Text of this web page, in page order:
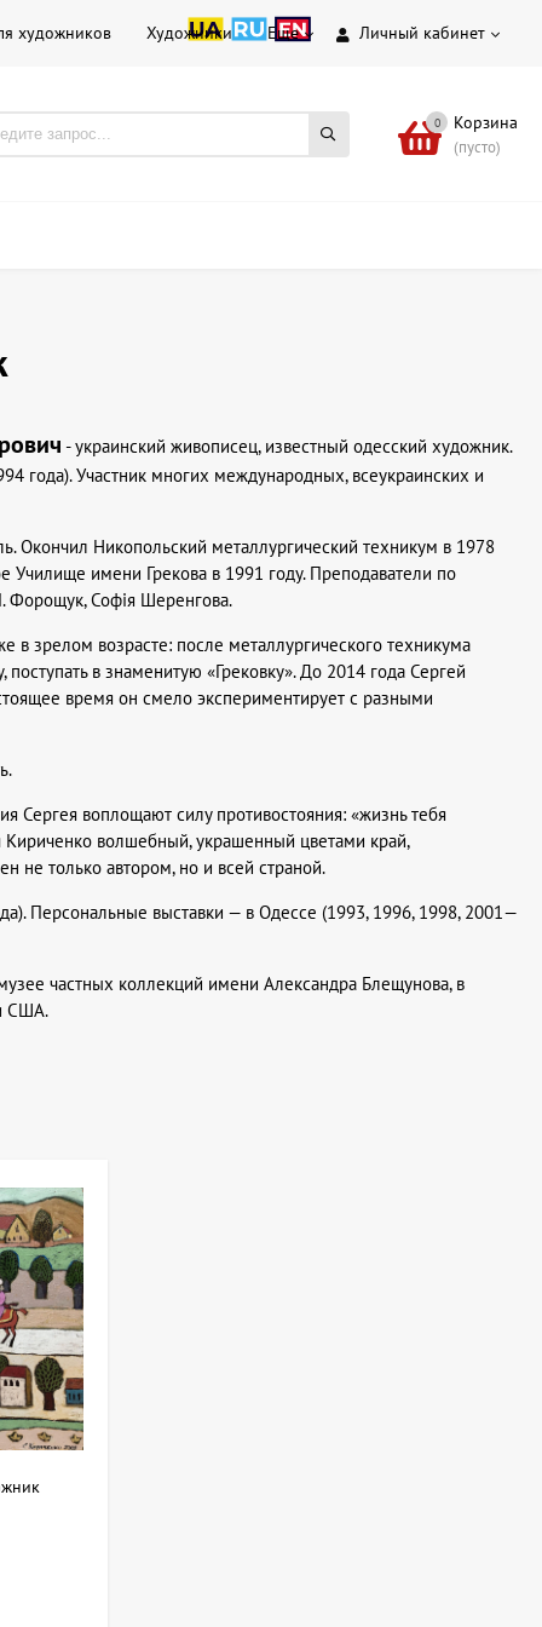
Личный кабинет
художников Художники Еще
0 Корзина
(пусто)
- украинский живописец, известный одесский художник.
года). Участник многих международных, всеукраинских и
Окончил Никопольский металлургический техникум в 1978
Училище имени Грекова в 1991 году. Преподаватели по
Форощук, Софія Шеренгова.
зрелом возрасте: после металлургического техникума
в знаменитую «Грековку». До 2014 года Сергей
время он смело экспериментирует с разными
Сергея воплощают силу противостояния: «жизнь тебя
Кириченко волшебный, украшенный цветами край,
не только автором, но и всей страной.
Персональные выставки — в Одессе (1993, 1996, 1998, 2001—
частных коллекций имени Александра Блещунова, в
США.